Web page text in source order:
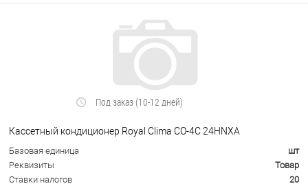
Под заказ (10-12 дней)
Кассетный кондиционер Royal Clima СО-4С 24НNХA
Базовая единица
шт
Реквизиты
Товар
Ставки налогов
20